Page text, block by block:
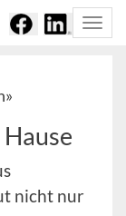
nicht nur